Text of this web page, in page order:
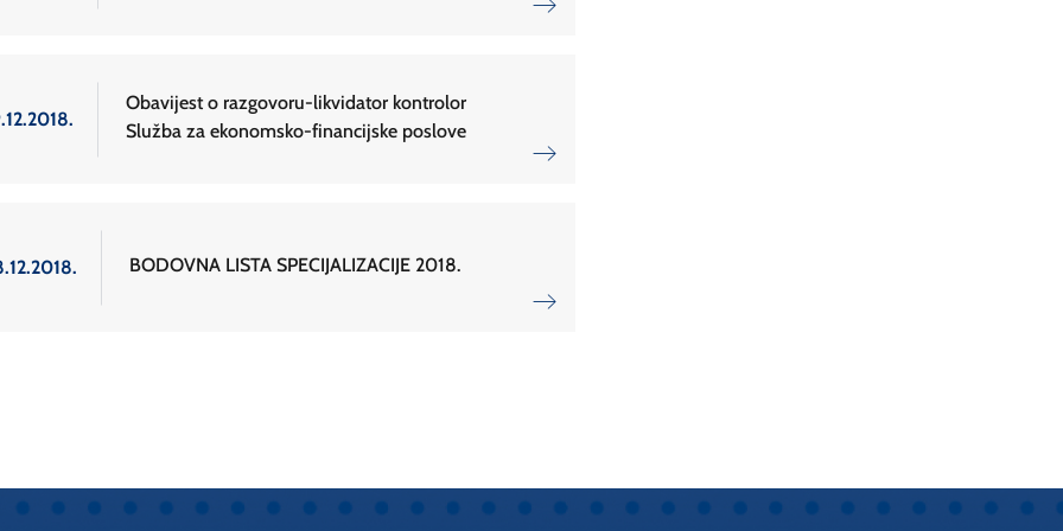
Obavijest o razgovoru-likvidator kontrolor
Služba za ekonomsko-financijske poslove
BODOVNA LISTA SPECIJALIZACIJE 2018.